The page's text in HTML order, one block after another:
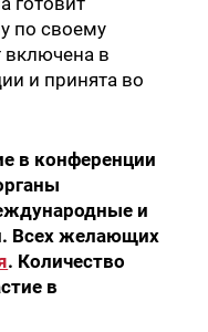
по своему
включена в
и принята во
в конференции
и
Всех желающих
. Количество
в